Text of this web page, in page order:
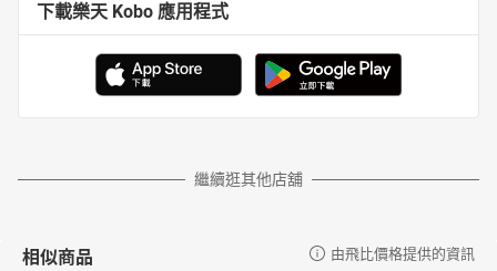
下載樂天 Kobo 應用程式
繼續逛其他店舖
相似商品 由飛比價格提供的資訊